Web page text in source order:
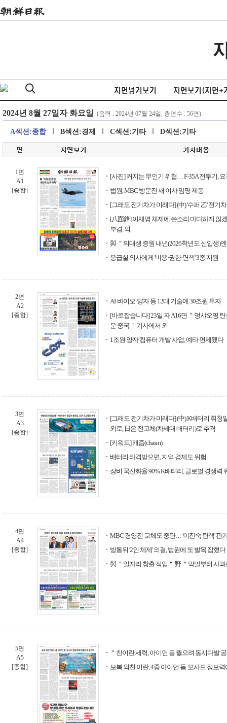
지면넘겨보기 지면보기(지면+
A섹션:종합 B섹션:경제 C섹션:기타 D섹션:기타
1면
A1
[종합]
[사진] 커지는 무인기 위협… F-35A 전투기,
법원, MBC 방문진 새 이사 임명 제동
[그래도 전기차가 미래다] (中) '수퍼 乙' 전기
[八面鋒] 이재명 체제에 쓴소리 마다하지 않
부겸. 외
與 ＂의대생 증원 내년(2026학년도 신입생)
응급실 의사에게 '비용·권한·면책' 3종 지원
2면
A2
[종합]
AI·바이오·양자 등 12대 기술에 30조원 투자
[바로잡습니다] 23일 자 A16면 ＂덩샤오핑
운 중국＂ 기사에서 외
1조원 양자 컴퓨터 개발 사업, 예타 면제됐다
3면
A3
[종합]
[그래도 전기차가 미래다] (中) K배터리 휘청
외로, 日은 전고체(차세대 배터리)로 추격
[키워드] 캐즘(chasm)
배터리 타격받으면, 지역 경제도 위험
장비 국산화율 90% K배터리, 글로벌 경쟁력
4면
A4
[종합]
MBC 경영진 교체도 중단… '이진숙 탄핵' 판
방통위 '2인 체제' 의결, 법원에 또 발목 잡혔다
與 ＂일자리 창출 적임＂ 野 ＂막말부터 사
5면
A5
[종합]
＂친이란 세력, 아이언 돔 뚫으려 동시다발
보복 외친 이란, 4중 아이언 돔·모사드 정보